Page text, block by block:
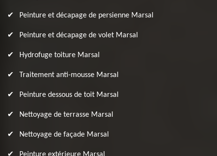
Peinture et décapage de persienne Marsal
Peinture et décapage de volet Marsal
Hydrofuge toiture Marsal
Traitement anti-mousse Marsal
Peinture dessous de toit Marsal
Nettoyage de terrasse Marsal
Nettoyage de façade Marsal